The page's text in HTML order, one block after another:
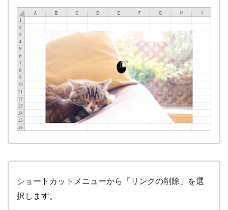
ショートカットメニューから「リンクの削除」を選
択します。